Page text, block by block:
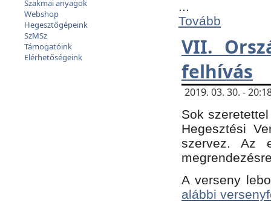
Szakmai anyagok
Webshop
Hegesztőgépeink
SzMSz
Támogatóink
Elérhetőségeink
...
Tovább
VII.
felhívás
2019. 03. 30. -
Sok
Hegesztési
szervez. Az
A verseny
alábbi